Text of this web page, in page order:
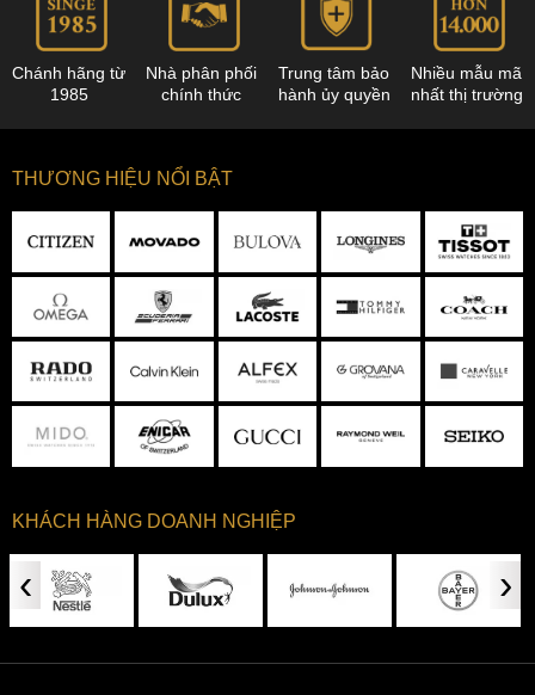
Chánh hãng từ
1985
Nhà phân phối
chính thức
Trung tâm bảo
hành ủy quyền
Nhiều mẫu mã
nhất thị trường
THƯƠNG HIỆU NỔI BẬT
KHÁCH HÀNG DOANH NGHIỆP
‹ ›